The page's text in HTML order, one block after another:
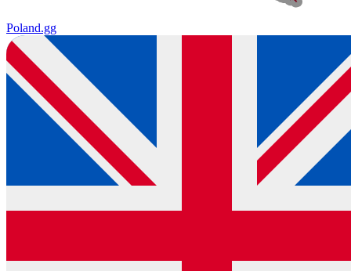
Poland.gg